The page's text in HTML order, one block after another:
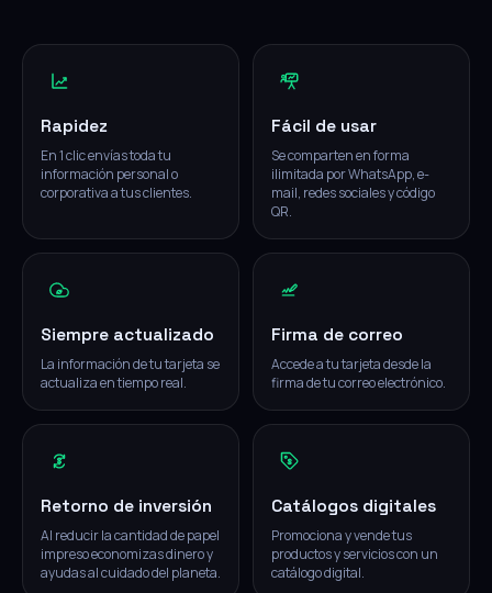
Rapidez
En 1 clic envías toda tu
información personal o
corporativa a tus clientes.
Fácil de usar
Se comparten en forma
ilimitada por WhatsApp, e-
mail, redes sociales y código
QR.
Siempre actualizado
La información de tu tarjeta se
actualiza en tiempo real.
Firma de correo
Accede a tu tarjeta desde la
firma de tu correo electrónico.
Retorno de inversión
Al reducir la cantidad de papel
impreso economizas dinero y
ayudas al cuidado del planeta.
Catálogos digitales
Promociona y vende tus
productos y servicios con un
catálogo digital.